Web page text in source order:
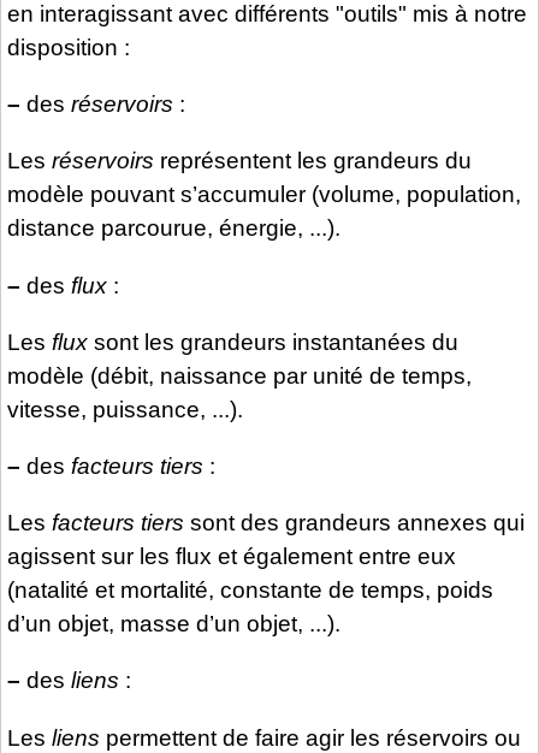
en interagissant avec différents "outils" mis à notre
disposition :
– des réservoirs :
Les réservoirs représentent les grandeurs du
modèle pouvant s’accumuler (volume, population,
distance parcourue, énergie, ...).
– des flux :
Les flux sont les grandeurs instantanées du
modèle (débit, naissance par unité de temps,
vitesse, puissance, ...).
– des facteurs tiers :
Les facteurs tiers sont des grandeurs annexes qui
agissent sur les flux et également entre eux
(natalité et mortalité, constante de temps, poids
d’un objet, masse d’un objet, ...).
– des liens :
Les liens permettent de faire agir les réservoirs ou